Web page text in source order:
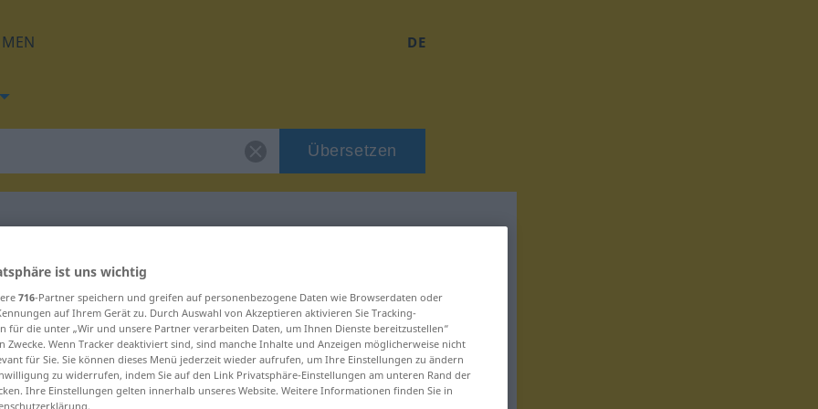
DE
Übersetzen
für "litar"
ist uns wichtig
716-Partner speichern und greifen auf personenbezogene Daten wie Browserdaten oder
auf Ihrem Gerät zu. Durch Auswahl von Akzeptieren aktivieren Sie Tracking-
für die unter „Wir und unsere Partner verarbeiten Daten, um Ihnen Dienste bereitzustellen“
Zwecke. Wenn Tracker deaktiviert sind, sind manche Inhalte und Anzeigen möglicherweise nicht
für Sie. Sie können dieses Menü jederzeit wieder aufrufen, um Ihre Einstellungen zu ändern
zu widerrufen, indem Sie auf den Link Privatsphäre-Einstellungen am unteren Rand der
Ihre Einstellungen gelten innerhalb unseres Website. Weitere Informationen finden Sie in